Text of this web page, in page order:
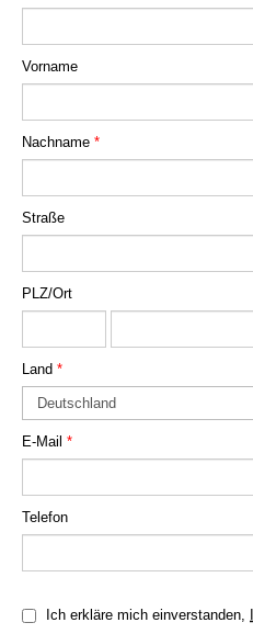
Vorname
Nachname *
Straße
PLZ/Ort
Land *
E-Mail *
Telefon
Ich erkläre mich einverstanden,